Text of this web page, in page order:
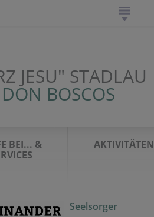
JESU" STADLAU
BOSCOS
BEI... &
AKTIVITÄTEN
Seelsorger